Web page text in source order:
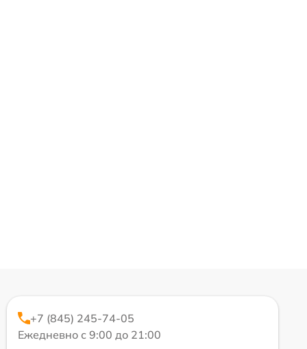
+7 (845) 245-74-05
Ежедневно с 9:00 до 21:00